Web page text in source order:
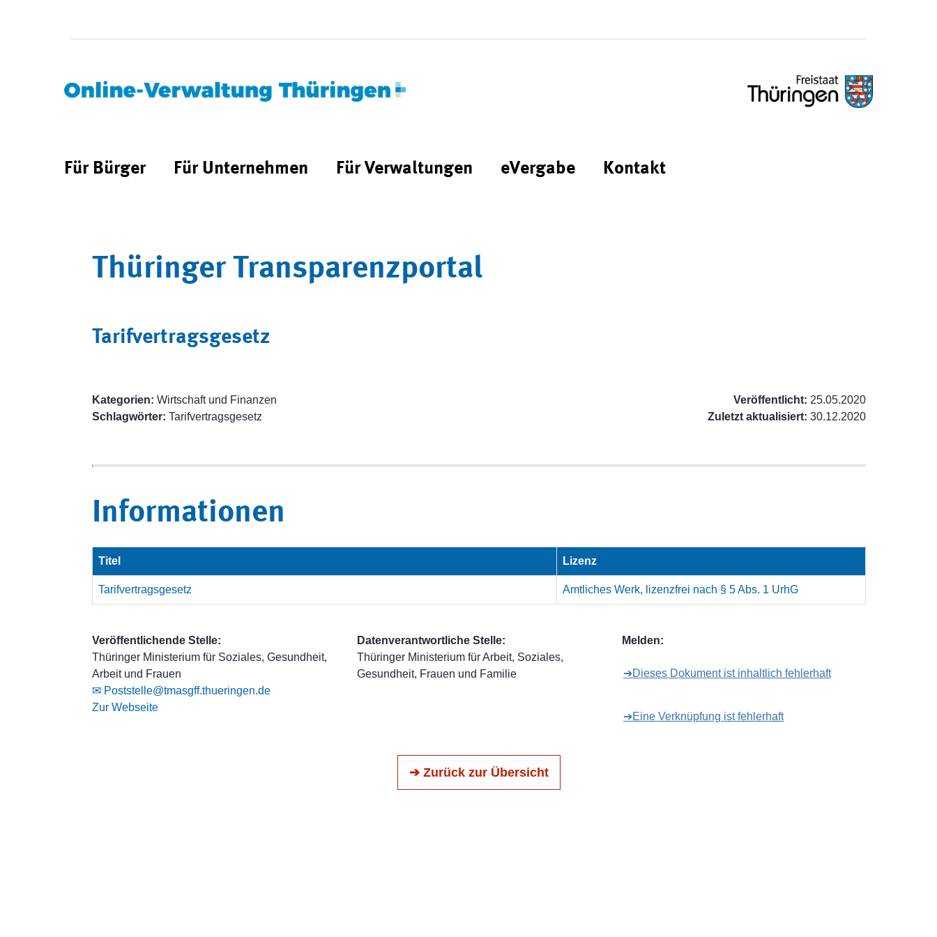
Für Bürger Für Unternehmen Für Verwaltungen eVergabe Kontakt
Thüringer Transparenzportal
Tarifvertragsgesetz
Kategorien: Wirtschaft und Finanzen
Schlagwörter: Tarifvertragsgesetz
Veröffentlicht: 25.05.2020
Zuletzt aktualisiert: 30.12.2020
Informationen
Titel Lizenz
Tarifvertragsgesetz Amtliches Werk, lizenzfrei nach § 5 Abs. 1 UrhG
Veröffentlichende Stelle:
Thüringer Ministerium für Soziales, Gesundheit,
Arbeit und Frauen
✉ Poststelle@tmasgff.thueringen.de
Zur Webseite
Datenverantwortliche Stelle:
Thüringer Ministerium für Arbeit, Soziales,
Gesundheit, Frauen und Familie
Melden:
➔Dieses Dokument ist inhaltlich fehlerhaft
➔Eine Verknüpfung ist fehlerhaft
➔ Zurück zur Übersicht